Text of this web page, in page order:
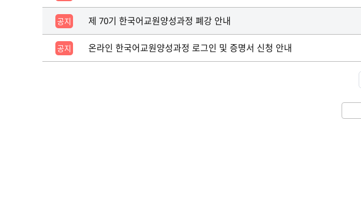
공지 제 70기 한국어교원양성과정 폐강 안내
공지 온라인 한국어교원양성과정 로그인 및 증명서 신청 안내